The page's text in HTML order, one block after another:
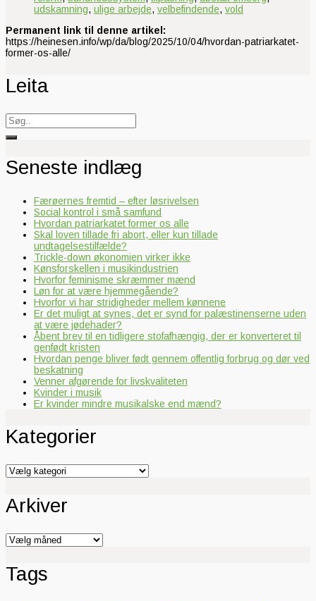
udskamning, ulige arbejde, velbefindende, vold
Permanent link til denne artikel:
https://heinesen.info/wp/da/blog/2025/10/04/hvordan-patriarkatet-
former-os-alle/
Leita
Search
for:
Seneste indlæg
Færøernes fremtid – efter løsrivelsen
Social kontrol i små samfund
Hvordan patriarkatet former os alle
Skal loven tillade fri abort, eller kun tillade
undtagelsestilfælde?
Trickle-down økonomien virker ikke
Kønsforskellen i musikindustrien
Hvorfor feminisme skræmmer mænd
Løn for at være hjemmegående?
Hvorfor vi har stridigheder mellem kønnene
Er det muligt at synes, det er synd for palæstinenserne uden
at være jødehader?
Åbent brev til en tidligere stofafhængig, der er konverteret til
genfødt kristen
Hvordan penge bliver født gennem offentlig forbrug og dør ved
beskatning
Venner afgørende for livskvaliteten
Kvinder i musik
Er kvinder mindre musikalske end mænd?
Kategorier
Kategorier
Arkiver
Arkiver
Tags